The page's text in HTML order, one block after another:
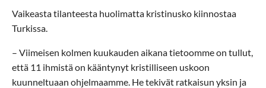
Vaikeasta tilanteesta huolimatta kristinusko kiinnostaa
Turkissa.
– Viimeisen kolmen kuukauden aikana tietoomme on tullut,
että 11 ihmistä on kääntynyt kristilliseen uskoon
kuunneltuaan ohjelmaamme. He tekivät ratkaisun yksin ja